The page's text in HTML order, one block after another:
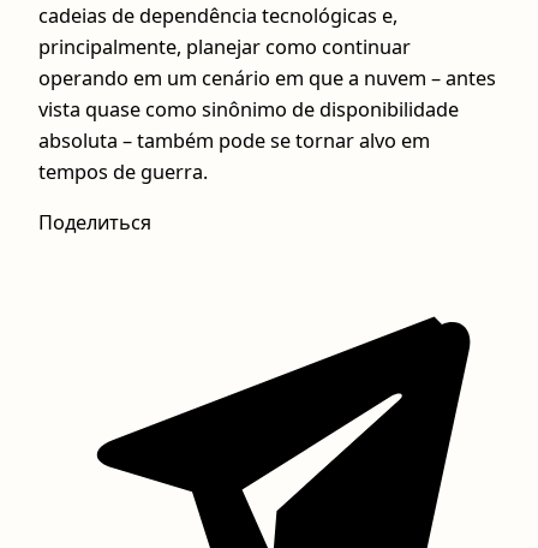
cadeias de dependência tecnológicas e,
principalmente, planejar como continuar
operando em um cenário em que a nuvem – antes
vista quase como sinônimo de disponibilidade
absoluta – também pode se tornar alvo em
tempos de guerra.
Поделиться